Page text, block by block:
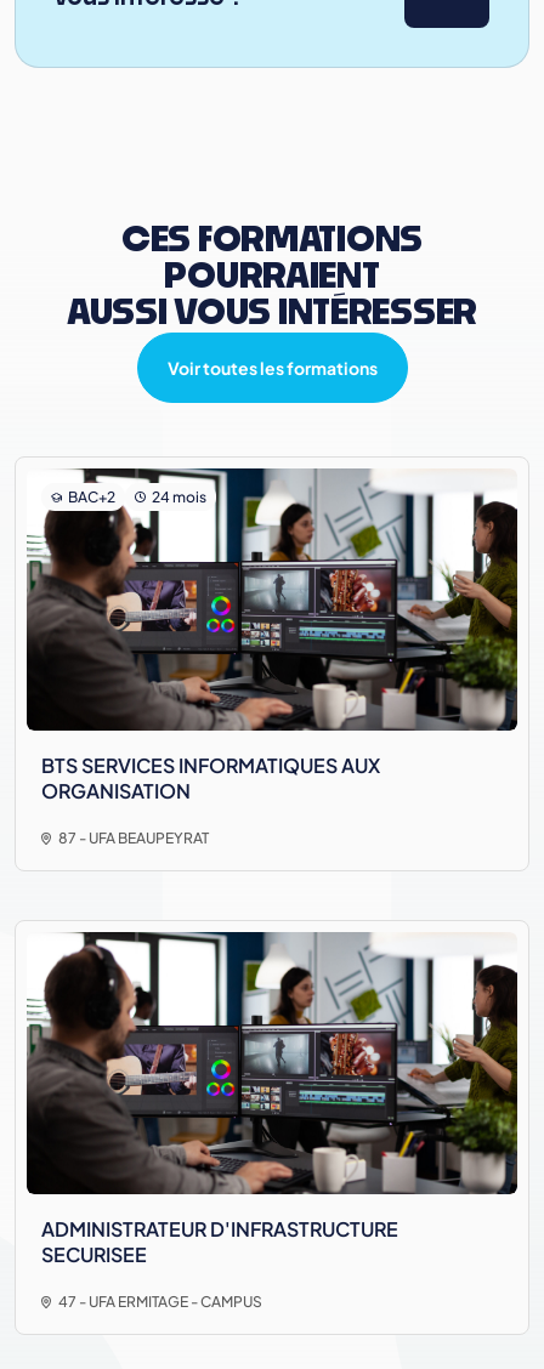
CES FORMATIONS
POURRAIENT
AUSSI VOUS INTÉRESSER
Voir toutes les formations
BAC+2 24 mois
BTS SERVICES INFORMATIQUES AUX
ORGANISATION
87 - UFA BEAUPEYRAT
ADMINISTRATEUR D'INFRASTRUCTURE
SECURISEE
47 - UFA ERMITAGE - CAMPUS